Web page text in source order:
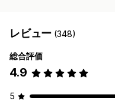
レビュー (348)
総合評価
4.9
5